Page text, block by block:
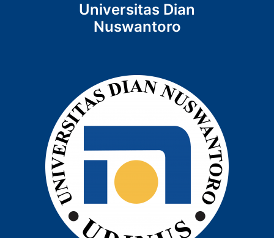
Universitas Dian
Nuswantoro